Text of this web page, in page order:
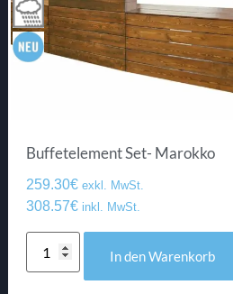
Buffetelement Set- Marokko
259.30€ exkl. MwSt.
308.57€ inkl. MwSt.
In den Warenkorb